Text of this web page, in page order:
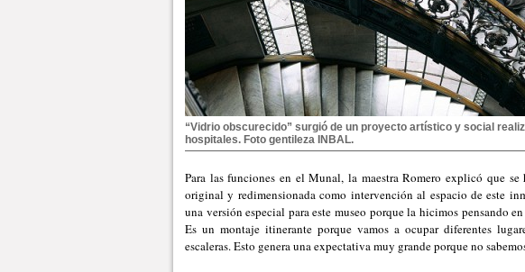
“Vidrio obscurecido” surgió de un proyecto artístico y social
hospitales. Foto gentileza INBAL.
Para las funciones en el Munal, la maestra Romero explicó que
original y redimensionada como intervención al espacio de este
una versión especial para este museo porque la hicimos pensando
Es un montaje itinerante porque vamos a ocupar diferentes
escaleras. Esto genera una expectativa muy grande porque no